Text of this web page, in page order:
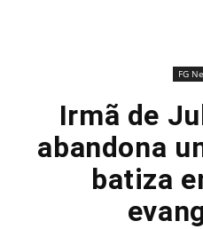
FG
Irmã de
abandona
batiza